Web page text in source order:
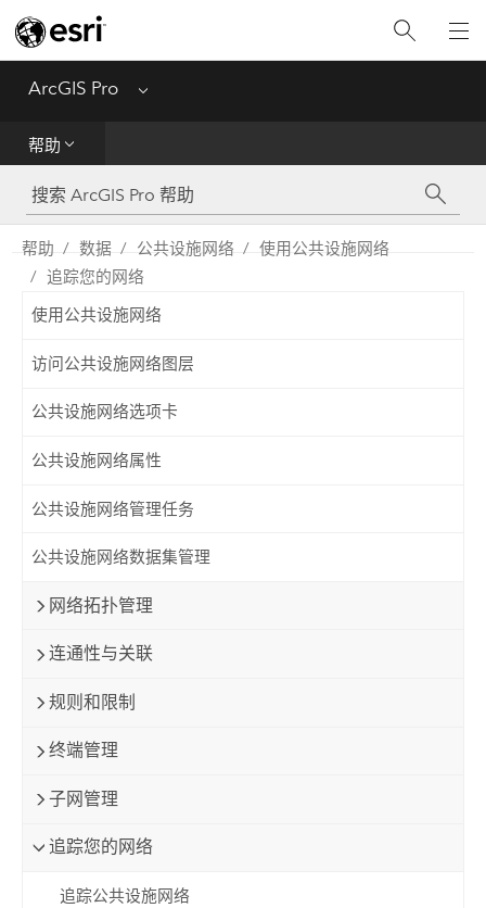
ArcGIS Pro Menu
帮助
工具参考
Python
SDK
帮助 数据 公共设施网络
使用公共设施网络
追踪您的网络
使用公共设施网络
访问公共设施网络图层
公共设施网络选项卡
公共设施网络属性
公共设施网络管理任务
公共设施网络数据集管理
网络拓扑管理
连通性与关联
规则和限制
终端管理
子网管理
追踪您的网络
追踪公共设施网络